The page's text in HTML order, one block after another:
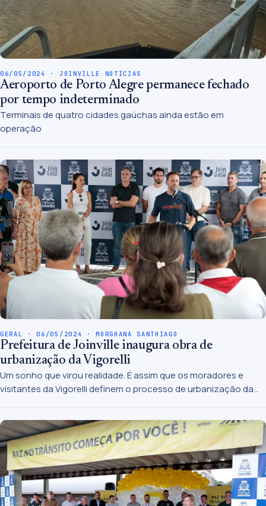
06/05/2024 · JOINVILLE NOTÍCIAS
Aeroporto de Porto Alegre permanece fechado
por tempo indeterminado
Terminais de quatro cidades gaúchas ainda estão em
operação
GERAL · 06/05/2024 · MORGHANA SANTHIAGO
Prefeitura de Joinville inaugura obra de
urbanização da Vigorelli
Um sonho que virou realidade. É assim que os moradores e
visitantes da Vigorelli definem o processo de urbanização da
minuto de silêncio e a oração do Pai Nosso, como forma de
prestar solidariedade aos moradores do Rio Grande do Sul, que
sofrem com as enchentes.